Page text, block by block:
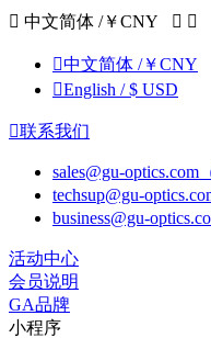
 中文简体 /￥CNY  
中文简体 /￥CNY
English / $ USD
联系我们
sales@gu-optics.com
techsup@gu-
business@gu-
活动中心
会员说明
GA品牌
小程序